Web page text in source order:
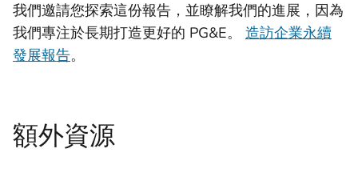
我們邀請您探索這份報告，並瞭解我們的進展，因為
我們專注於長期打造更好的 PG&E。 造訪企業永續
發展報告。
額外資源